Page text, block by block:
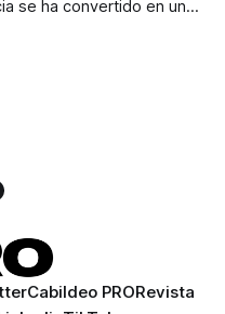
se ha convertido en uno
y experiencias que
Cabildeo PRORevista